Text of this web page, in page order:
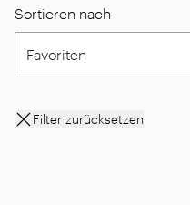
Sortieren nach
Filter zurücksetzen